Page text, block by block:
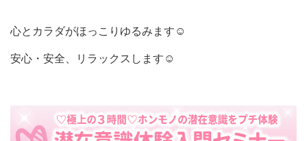
心とカラダがほっこりゆるみます☺
安心・安全、リラックスします☺